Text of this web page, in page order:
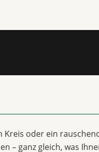
Kreis oder ein
– ganz gleich, was